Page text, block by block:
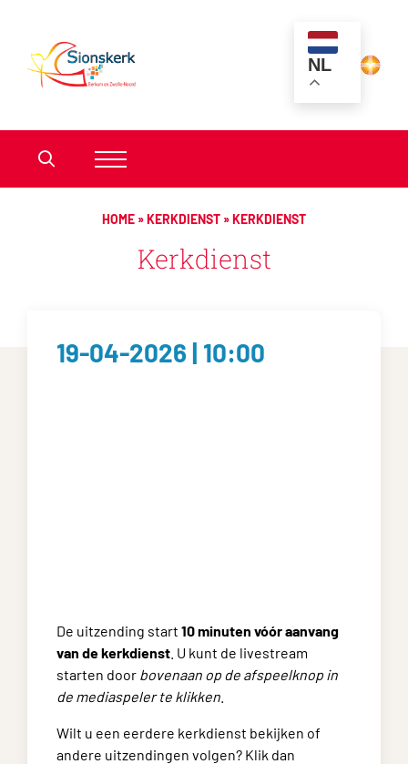
NL
HOME »KERKDIENST »KERKDIENST
Kerkdienst
19-04-2026 | 10:00
De uitzending start 10 minuten vóór aanvang
van de kerkdienst . U kunt de livestream
starten door bovenaan op de afspeelknop in
de mediaspeler te klikken
Wilt u een eerdere kerkdienst bekijken of
andere uitzendingen volgen? Klik dan